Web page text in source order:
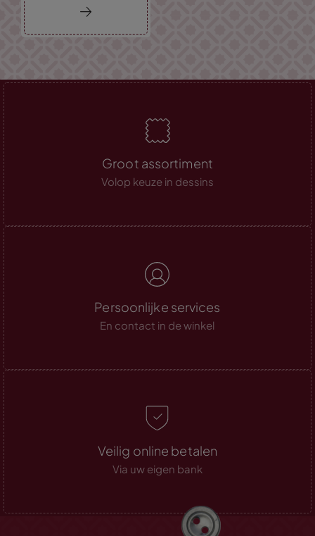
Groot assortiment
Volop keuze in dessins
Persoonlijke services
En contact in de winkel
Veilig online betalen
Via uw eigen bank